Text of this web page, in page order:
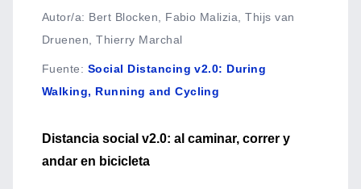
Autor/a: Bert Blocken, Fabio Malizia, Thijs van
Druenen, Thierry Marchal
Fuente: Social Distancing v2.0: During
Walking, Running and Cycling
Distancia social v2.0: al caminar, correr y
andar en bicicleta